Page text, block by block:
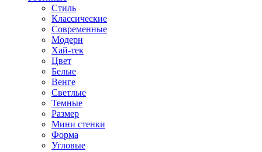
Стиль
Классические
Современные
Модерн
Хай-тек
Цвет
Белые
Венге
Светлые
Темные
Размер
Мини стенки
Форма
Угловые